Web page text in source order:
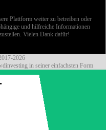
Plattform weiter zu betreiben oder
und hilfreiche Informationen
Vielen Dank dafür!
2026
in seiner einfachsten Form